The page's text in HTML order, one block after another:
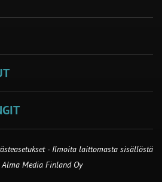
- Ilmoita laittomasta sisällöstä
Media Finland Oy